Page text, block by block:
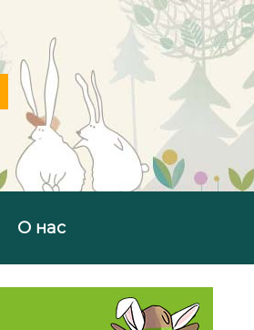
О нас